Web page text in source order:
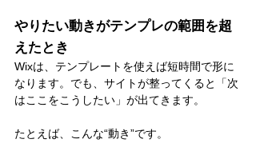
やりたい動きがテンプレの範囲を超
えたとき
Wixは、テンプレートを使えば短時間で形に
なります。でも、サイトが整ってくると「次
はここをこうしたい」が出てきます。
たとえば、こんな“動き”です。